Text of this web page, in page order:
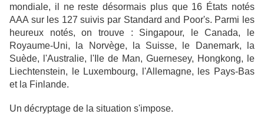
mondiale, il ne reste désormais plus que 16 États notés
AAA sur les 127 suivis par Standard and Poor's. Parmi les
heureux notés, on trouve : Singapour, le Canada, le
Royaume-Uni, la Norvège, la Suisse, le Danemark, la
Suède, l'Australie, l'Ile de Man, Guernesey, Hongkong, le
Liechtenstein, le Luxembourg, l'Allemagne, les Pays-Bas
et la Finlande.
Un décryptage de la situation s'impose.